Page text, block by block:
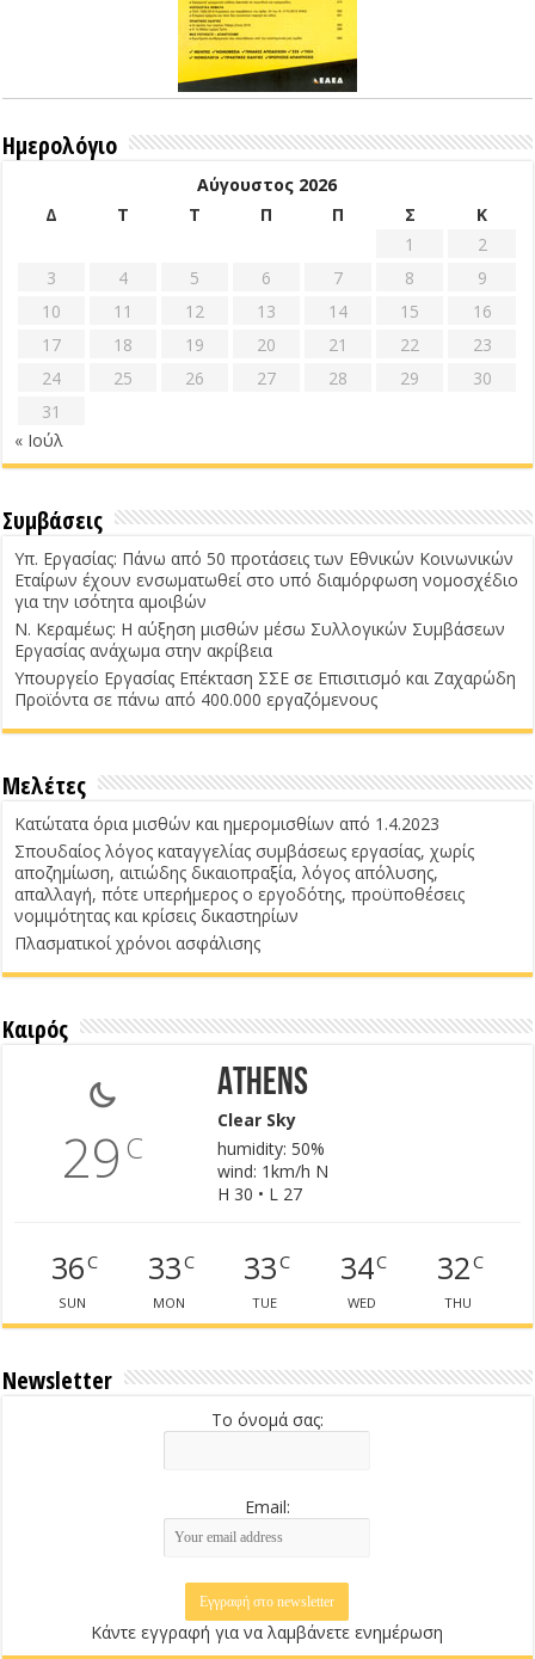
Ημερολόγιο
Αύγουστος 2026
Δ
Τ Τ Π Π Σ
Κ
1
2
3
4 5 6 7 8
9
10
11 12 13 14 15
16
17
18 19 20 21 22
23
24
25 26 27 28 29
30
31
« Ιούλ
Συμβάσεις
Υπ. Εργασίας: Πάνω από 50 προτάσεις των Εθνικών Κοινωνικών
Εταίρων έχουν ενσωματωθεί στο υπό διαμόρφωση νομοσχέδιο
για την ισότητα αμοιβών
Ν. Κεραμέως: Η αύξηση μισθών μέσω Συλλογικών Συμβάσεων
Εργασίας ανάχωμα στην ακρίβεια
Υπουργείο Εργασίας Επέκταση ΣΣΕ σε Επισιτισμό και Ζαχαρώδη
Προϊόντα σε πάνω από 400.000 εργαζόμενους
Μελέτες
Κατώτατα όρια μισθών και ημερομισθίων από 1.4.2023
Σπουδαίος λόγος καταγγελίας συμβάσεως εργασίας, χωρίς
αποζημίωση, αιτιώδης δικαιοπραξία, λόγος απόλυσης,
απαλλαγή, πότε υπερήμερος ο εργοδότης, προϋποθέσεις
νομιμότητας και κρίσεις δικαστηρίων
Πλασματικοί χρόνοι ασφάλισης
Καιρός
29 C
Athens
Clear Sky
humidity: 50%
wind: 1km/h N
H 30 • L 27
36C
SUN
33C
MON
33C
TUE
34C
WED
32C
THU
Newsletter
Το όνομά σας:
Email:
Κάντε εγγραφή για να λαμβάνετε ενημέρωση